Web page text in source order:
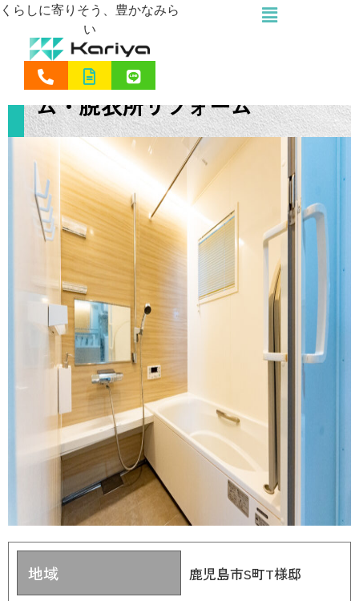
くらしに寄りそう、豊かなみら
い
鹿児島市S町T様邸 バスルー
ム・脱衣所リフォーム
地域 鹿児島市S町T様邸